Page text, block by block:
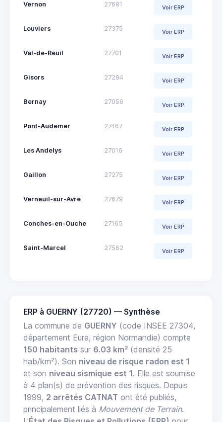
Vernon 27681 Voir ERP
Louviers 27375 Voir ERP
Val-de-Reuil 27701 Voir ERP
Gisors 27284 Voir ERP
Bernay 27056 Voir ERP
Pont-Audemer 27467 Voir ERP
Les Andelys 27016 Voir ERP
Gaillon 27275 Voir ERP
Verneuil-sur-Avre 27679 Voir ERP
Conches-en-Ouche 27165 Voir ERP
Saint-Marcel 27562 Voir ERP
ERP à GUERNY (27720) — Synthèse
La commune de GUERNY (code INSEE 27304,
département Eure, région Normandie) compte
150 habitants sur 6.03 km² (densité 25
hab/km²). Son niveau de risque radon est 1
et son niveau sismique est 1. Elle est soumise
à 4 plan(s) de prévention des risques. Depuis
1999, 2 arrêtés CATNAT ont été publiés,
principalement liés à Mouvement de Terrain.